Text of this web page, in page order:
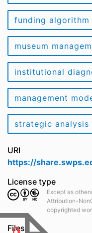
funding algorithm
museum
institutional
management
strategic analysis
URI
https://
License type
Except as
Attribution-
copyrighted
Files